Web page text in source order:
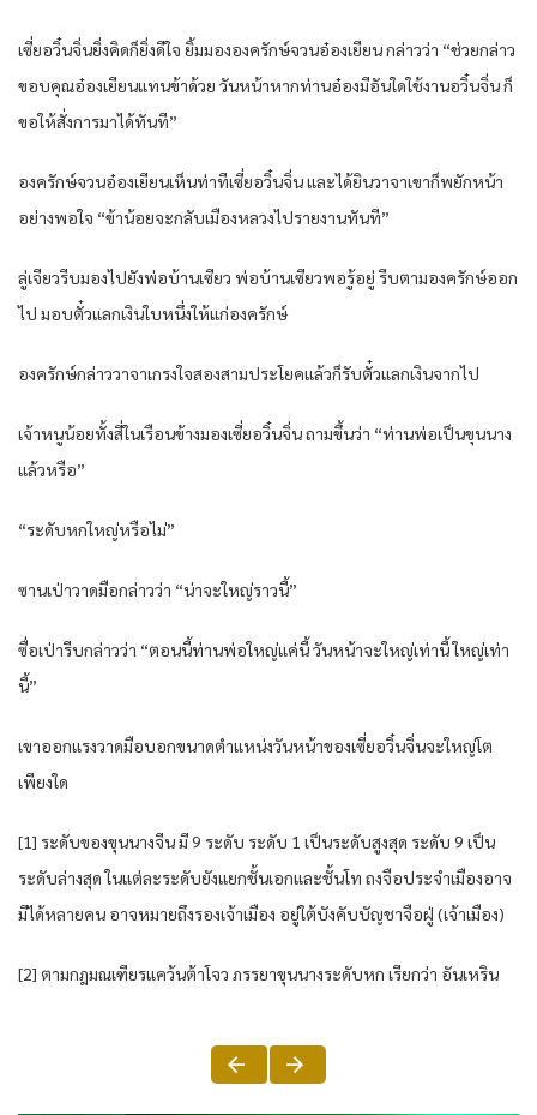
เซี่ยอวิ๋นจิ่นยิ่งคิดก็ยิ่งดีใจ ยิ้มมององครักษ์จวนอ๋องเยียน กล่าวว่า “ช่วยกล่าว
ขอบคุณอ๋องเยียนแทนข้าด้วย วันหน้าหากท่านอ๋องมีอันใดใช้งานอวิ๋นจิ่น ก็
ขอให้สั่งการมาได้ทันที”
องครักษ์จวนอ๋องเยียนเห็นท่าทีเซี่ยอวิ๋นจิ่น และได้ยินวาจาเขาก็พยักหน้า
อย่างพอใจ “ข้าน้อยจะกลับเมืองหลวงไปรายงานทันที”
ลู่เจียวรีบมองไปยังพ่อบ้านเซียว พ่อบ้านเซียวพอรู้อยู่ รีบตามองครักษ์ออก
ไป มอบตั๋วแลกเงินใบหนึ่งให้แก่องครักษ์
องครักษ์กล่าววาจาเกรงใจสองสามประโยคแล้วก็รับตั๋วแลกเงินจากไป
เจ้าหนูน้อยทั้งสี่ในเรือนข้างมองเซี่ยอวิ๋นจิ่น ถามขึ้นว่า “ท่านพ่อเป็นขุนนาง
แล้วหรือ”
“ระดับหกใหญ่หรือไม่”
ซานเป่าวาดมือกล่าวว่า “น่าจะใหญ่ราวนี้”
ซื่อเป่ารีบกล่าวว่า “ตอนนี้ท่านพ่อใหญ่แค่นี้ วันหน้าจะใหญ่เท่านี้ ใหญ่เท่า
นี้”
เขาออกแรงวาดมือบอกขนาดตำแหน่งวันหน้าของเซี่ยอวิ๋นจิ่นจะใหญ่โต
เพียงใด
[1] ระดับของขุนนางจีน มี 9 ระดับ ระดับ 1 เป็นระดับสูงสุด ระดับ 9 เป็น
ระดับล่างสุด ในแต่ละระดับยังแยกชั้นเอกและชั้นโท ถงจือประจำเมืองอาจ
มีได้หลายคน อาจหมายถึงรองเจ้าเมือง อยู่ใต้บังคับบัญชาจือฝู่ (เจ้าเมือง)
[2] ตามกฎมณเฑียรแคว้นต้าโจว ภรรยาขุนนางระดับหก เรียกว่า อันเหริน